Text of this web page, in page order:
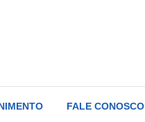
FALE CONOSCO